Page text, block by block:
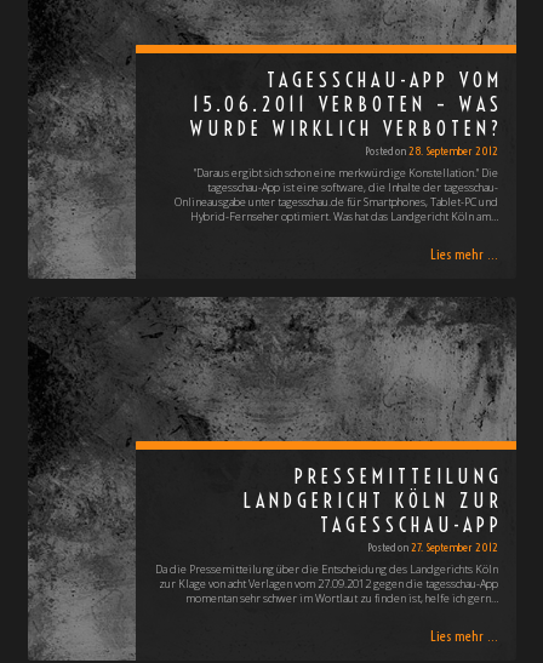
TAGESSCHAU-APP VOM
15.06.2011 VERBOTEN – WAS
WURDE WIRKLICH VERBOTEN?
Posted on28. September 2012
"Daraus ergibt sich schon eine merkwürdige Konstellation." Die
tagesschau-App ist eine software, die Inhalte der tagesschau-
Onlineausgabe unter tagesschau.de für Smartphones, Tablet-PC und
Hybrid-Fernseher optimiert. Was hat das Landgericht Köln am…
Lies mehr ...
PRESSEMITTEILUNG
LANDGERICHT KÖLN ZUR
TAGESSCHAU-APP
Posted on27. September 2012
Da die Pressemitteilung über die Entscheidung des Landgerichts Köln
zur Klage von acht Verlagen vom 27.09.2012 gegen die tagesschau-App
momentan sehr schwer im Wortlaut zu finden ist, helfe ich gern…
Lies mehr ...